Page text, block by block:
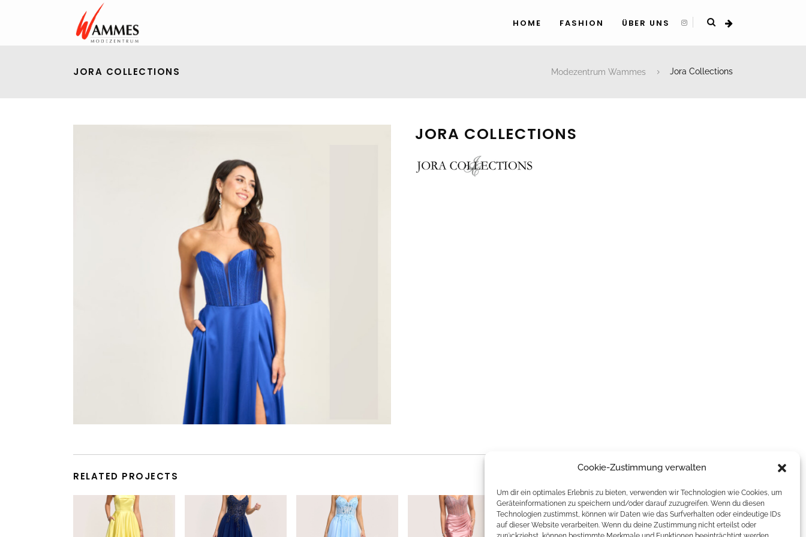
Cookie-Zustimmung verwalten
Um dir ein optimales Erlebnis zu bieten, verwenden wir Technologien wie Cookies, um
Geräteinformationen zu speichern und/oder darauf zuzugreifen. Wenn du diesen
Technologien zustimmst, können wir Daten wie das Surfverhalten oder eindeutige IDs
auf dieser Website verarbeiten. Wenn du deine Zustimmung nicht erteilst oder
HOME FASHION ÜBER UNS
JORA COLLECTIONS Modezentrum Wammes Jora Collections
JORA COLLECTIONS
RELATED PROJECTS